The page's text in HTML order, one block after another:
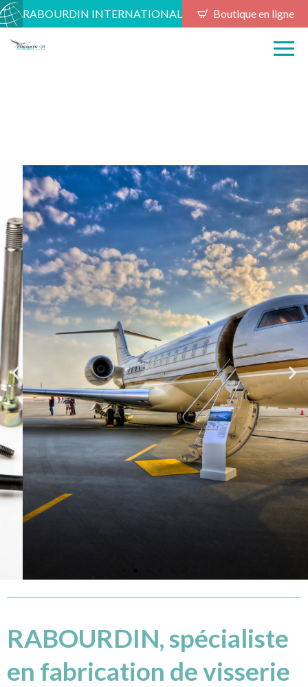
Boutique en ligne
RABOURDIN INTERNATIONAL
VISSERIE AÉRONAUTIQUE
& SPATIALE
Découvrez notre offre de visserie pour les
domaines de l'aéronautique et du spatial.
Nous consulter
RABOURDIN, spécialiste
en fabrication de visserie